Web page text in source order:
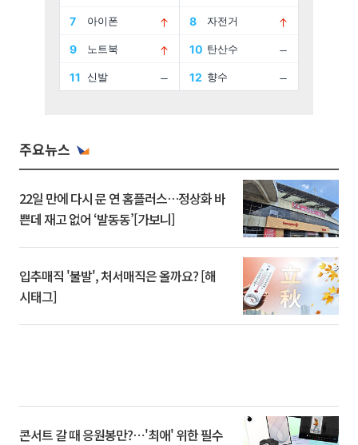
주요뉴스
22일 만에 다시 문 연 홈플러스…정상화 바
쁜데 재고 없어 ‘발동동’[가보니]
입추매직 '불발', 처서매직은 올까요? [해
시태그]
콘서트 갈 때 응원봉만?⋯'최애' 위한 필수